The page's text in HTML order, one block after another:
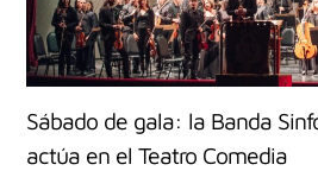
Sábado de gala: la Banda
actúa en el Teatro Comedia